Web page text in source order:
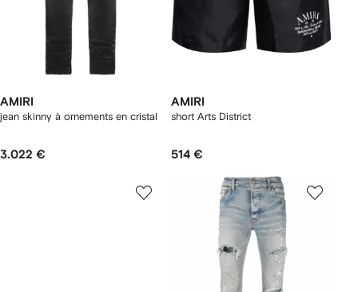
AMIRI
jean skinny à ornements en cristal
3.022 €
AMIRI
short Arts District
514 €